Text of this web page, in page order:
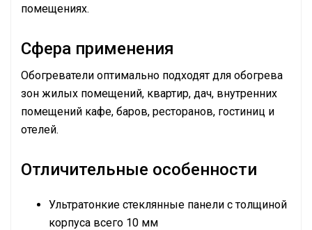
помещениях.
Сфера применения
Обогреватели оптимально подходят для обогрева
зон жилых помещений, квартир, дач, внутренних
помещений кафе, баров, ресторанов, гостиниц и
отелей.
Отличительные особенности
Ультратонкие стеклянные панели с толщиной
корпуса всего 10 мм